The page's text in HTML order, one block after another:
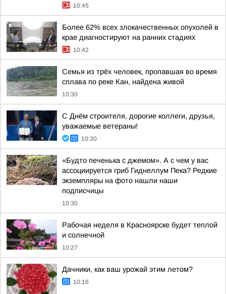
10:45
Более 62% всех злокачественных опухолей в
крае диагностируют на ранних стадиях
10:42
Семья из трёх человек, пропавшая во время
сплава по реке Кан, найдена живой
10:30
С Днём строителя, дорогие коллеги, друзья,
уважаемые ветераны!
10:30
«Будто печенька с джемом». А с чем у вас
ассоциируется гриб Гиднеллум Пека? Редкие
экземпляры на фото нашли наши
подписчицы
10:30
Рабочая неделя в Красноярске будет теплой
и солнечной
10:27
Дачники, как ваш урожай этим летом?
10:16